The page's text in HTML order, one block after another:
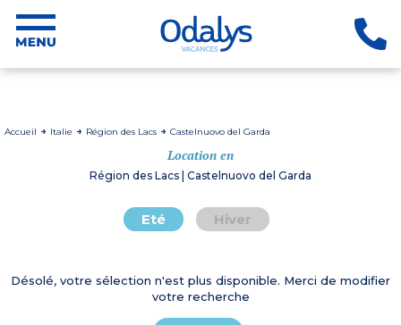
Accueil Italie Région des Lacs Castelnuovo del Garda
Location en
Région des Lacs | Castelnuovo del Garda
Eté Hiver
Désolé, votre sélection n'est plus disponible. Merci de modifier
votre recherche